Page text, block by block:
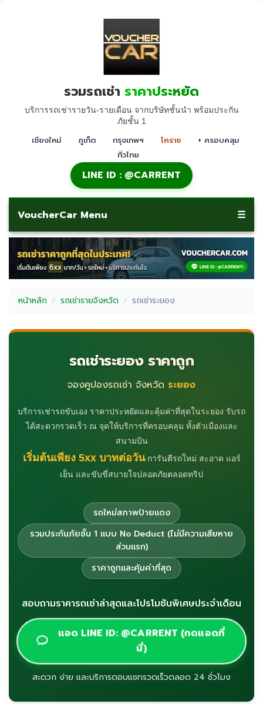
รวมรถเช่า ราคาประหยัด
บริการรถเช่ารายวัน-รายเดือน จากบริษัทชั้นนำ พร้อมประกัน
ภัยชั้น 1
เชียงใหม่ ภูเก็ต กรุงเทพฯ โคราช
+ ครอบคลุม
ทั่วไทย
LINE ID : @CARRENT
VoucherCar Menu ☰
หน้าหลัก รถเช่ารายจังหวัด รถเช่าระยอง
รถเช่าระยอง ราคาถูก
จองคูปองรถเช่า จังหวัด ระยอง
บริการเช่ารถขับเอง ราคาประหยัดและคุ้มค่าที่สุดในระยอง รับรถ
ได้สะดวกรวดเร็ว ณ จุดให้บริการที่ครอบคลุม ทั้งตัวเมืองและ
สนามบิน
เริ่มต้นเพียง 5xx บาทต่อวันการันตีรถใหม่ สะอาด แอร์
เย็น และขับขี่สบายใจปลอดภัยตลอดทริป
รถใหม่สภาพป้ายแดง
รวมประกันภัยชั้น 1 แบบ No Deduct (ไม่มีความเสียหาย
ส่วนแรก)
ราคาถูกและคุ้มค่าที่สุด
สอบถามราคารถเช่าล่าสุดและโปรโมชันพิเศษประจำเดือน
แอด LINE ID: @CARRENT (กดแอดที่
นี่)
สะดวก ง่าย และบริการตอบแชทรวดเร็วตลอด 24 ชั่วโมง